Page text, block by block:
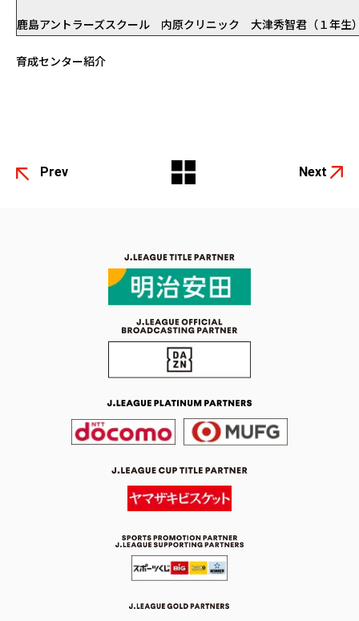
鹿島アントラーズスクール 内原クリニック 大津秀智君（１年生
育成センター紹介
Prev Next